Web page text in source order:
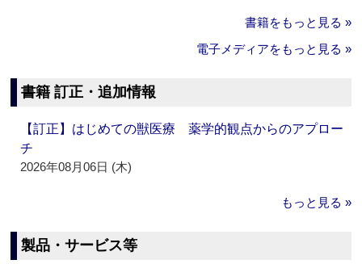
書籍をもっと見る »
電子メディアをもっと見る »
書籍 訂正・追加情報
【訂正】はじめての獣医療 薬学的観点からのアプロー
チ
2026年08月06日 (木)
もっと見る »
製品・サービス等